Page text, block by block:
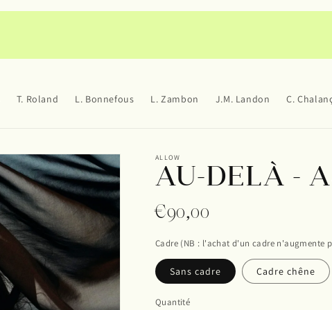
T. Roland L. Bonnefous L. Zambon J.M. Landon C.
ALLOW
AU-DELÀ -
Prix
€90,00
Cadre (NB : l'achat d'un cadre n'augmente
Sans cadre Cadre chêne
Quantité